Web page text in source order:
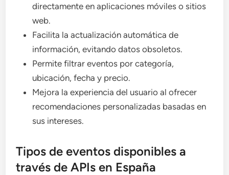
directamente en aplicaciones móviles o sitios
web.
Facilita la actualización automática de
información, evitando datos obsoletos.
Permite filtrar eventos por categoría,
ubicación, fecha y precio.
Mejora la experiencia del usuario al ofrecer
recomendaciones personalizadas basadas en
sus intereses.
Tipos de eventos disponibles a
través de APIs en España